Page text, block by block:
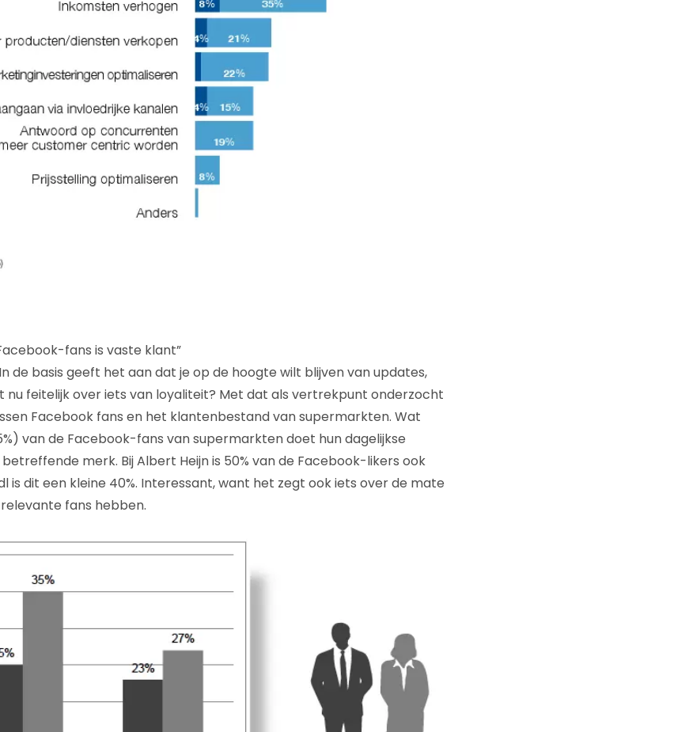
fans is vaste klant”
de basis geeft het aan dat je op de hoogte wilt blijven van updates,
nu feitelijk over iets van loyaliteit? Met dat als vertrekpunt onderzocht
Facebook fans en het klantenbestand van supermarkten. Wat
van de Facebook-fans van supermarkten doet hun dagelijkse
merk. Bij Albert Heijn is 50% van de Facebook-likers ook
is dit een kleine 40%. Interessant, want het zegt ook iets over de mate
fans hebben.